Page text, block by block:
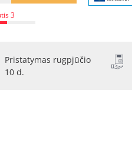
3
Pristatymas rugpjūčio
10 d.